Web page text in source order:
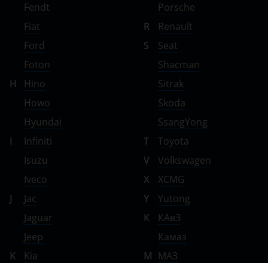
Fendt
Fiat
Ford
Foton
H
Hino
Howo
Hyundai
I
Infiniti
Isuzu
Iveco
J
Jac
Jaguar
Jeep
K
Kia
Porsche
R
Renault
S
Seat
Shacman
Sitrak
Skoda
SsangYong
T
Toyota
V
Volkswagen
X
XCMG
Y
Yutong
К
КАвЗ
Камаз
М МАЗ